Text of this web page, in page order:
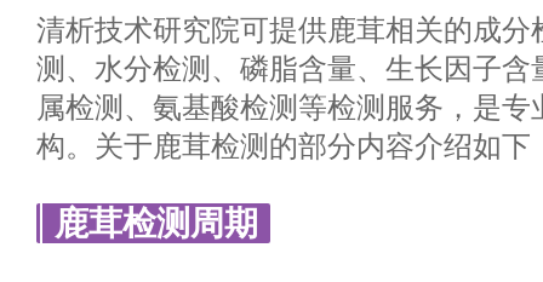
清析技术研究院可提供鹿茸相关的成
测、水分检测、磷脂含量、生长因子
属检测、氨基酸检测等检测服务，是
构。关于鹿茸检测的部分内容介绍如下
鹿茸检测周期